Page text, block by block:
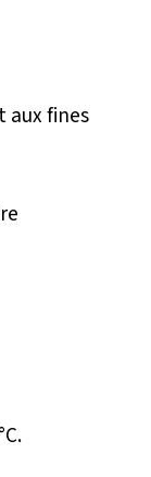
aux fines